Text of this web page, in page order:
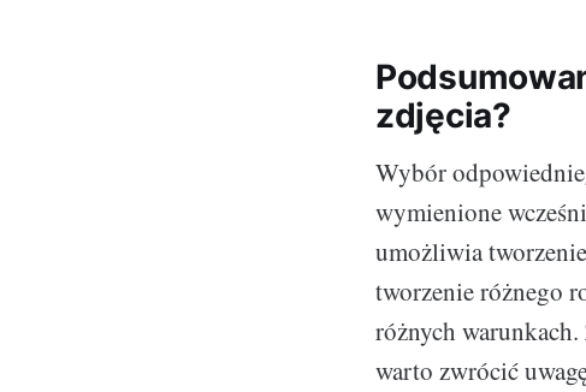
zdjęcia?
Wybór
wymienione
umożliwia
tworzenie różnego
różnych
warto zwrócić